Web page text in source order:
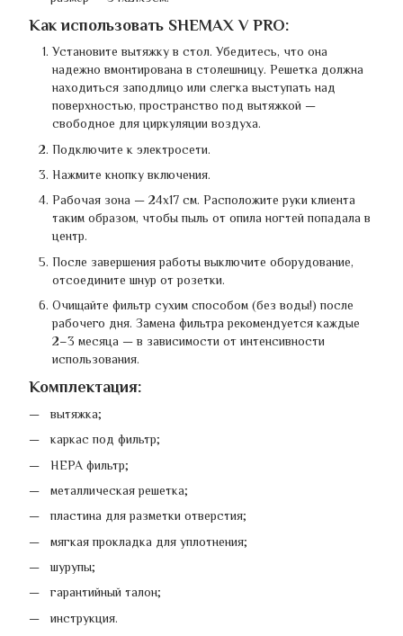
Как использовать SHEMAX V PRO:
Установите вытяжку в стол. Убедитесь, что она
надежно вмонтирована в столешницу. Решетка должна
находиться заподлицо или слегка выступать над
поверхностью, пространство под вытяжкой —
свободное для циркуляции воздуха.
Подключите к электросети.
Нажмите кнопку включения.
Рабочая зона — 24х17 см. Расположите руки клиента
таким образом, чтобы пыль от опила ногтей попадала в
центр.
После завершения работы выключите оборудование,
отсоедините шнур от розетки.
Очищайте фильтр сухим способом (без воды!) после
рабочего дня. Замена фильтра рекомендуется каждые
2–3 месяца — в зависимости от интенсивности
использования.
Комплектация:
вытяжка;
каркас под фильтр;
HEPA фильтр;
металлическая решетка;
пластина для разметки отверстия;
мягкая прокладка для уплотнения;
шурупы;
гарантийный талон;
инструкция.